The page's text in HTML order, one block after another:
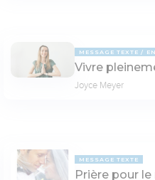
MESSAGE TEXTE
Vivre
Joyce Meyer
MESSAGE TEXTE
Prière pour le